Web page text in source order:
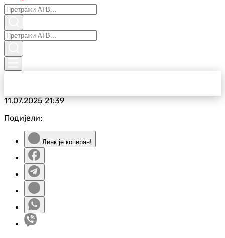
11.07.202521:39
Подијели:
Линк је копиран!